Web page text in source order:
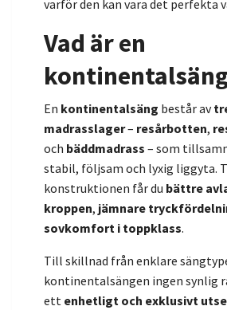
varför den kan vara det perfekta
Vad är en
En kontinentalsäng består av
madrasslager– resårbotten,
och bäddmadrass – som
stabil, följsam och lyxig liggyta.
konstruktionen får du bättre
kroppen, jämnare
sovkomfort i toppklass.
Till skillnad från enklare
kontinentalsängen ingen synlig
ett enhetligt och exklusivt